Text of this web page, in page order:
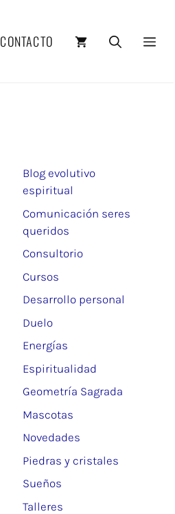
CONTACTO
Blog evolutivo
espiritual
Comunicación seres
queridos
Consultorio
Cursos
Desarrollo personal
Duelo
Energías
Espiritualidad
Geometría Sagrada
Mascotas
Novedades
Piedras y cristales
Sueños
Talleres